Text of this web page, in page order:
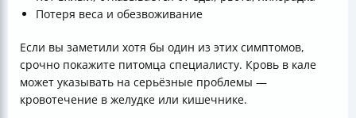
Потеря веса и обезвоживание
Если вы заметили хотя бы один из этих симптомов,
срочно покажите питомца специалисту. Кровь в кале
может указывать на серьёзные проблемы —
кровотечение в желудке или кишечнике.